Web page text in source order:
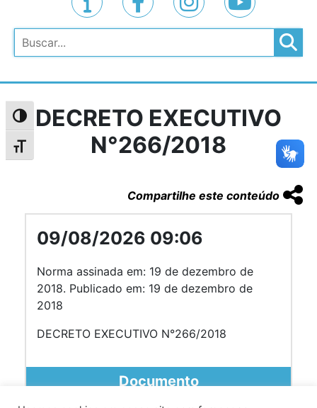
Alternar alto contraste
Alternar tamanho da fonte
Pesquisar
DECRETO EXECUTIVO
N°266/2018
Compartilhe este conteúdo
09/08/2026 09:06
Norma assinada em: 19 de dezembro de
2018. Publicado em: 19 de dezembro de
2018
DECRETO EXECUTIVO N°266/2018
Documento